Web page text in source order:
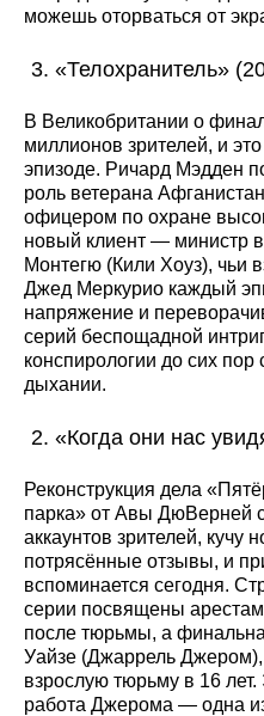
можешь оторваться от
«Телохранитель»
В Великобритании о
миллионов зрителей, и
эпизоде. Ричард Мэдден
роль ветерана
офицером по охране
новый клиент — министр
Монтегю (Кили Хоуз), чьи
Джед Меркурио каждый
напряжение и
серий беспощадной
конспирологии до сих
дыхании.
«Когда они нас
Реконструкция дела
парка» от Авы ДюВерней
аккаунтов зрителей,
потрясённые отзывы, и
вспоминается сегодня.
серии посвящены
после тюрьмы, а
Уайзе (Джаррель
взрослую тюрьму в 16
работа Джерома — одна